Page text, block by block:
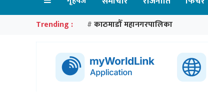
Trending : # काठमाडौँ महानगरपालिका